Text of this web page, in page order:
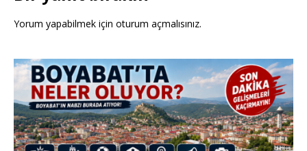
Yorum yapabilmek için oturum açmalısınız.